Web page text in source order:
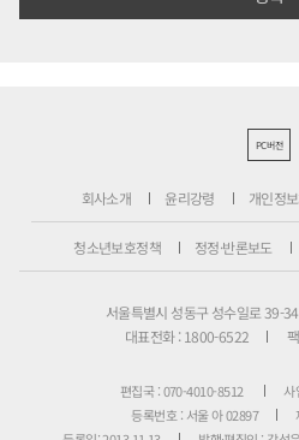
PC버전
회사소개 윤리강령 개인정
청소년보호정책 정정·반론보도
서울특별시 성동구 성수일로 39-
대표전화 : 1800-6522
편집국 : 070-4010-8512
등록번호 : 서울 아 02897